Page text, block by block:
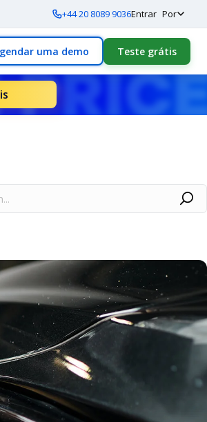
+44 20 8089 9036Entrar Por
uma demo Teste grátis